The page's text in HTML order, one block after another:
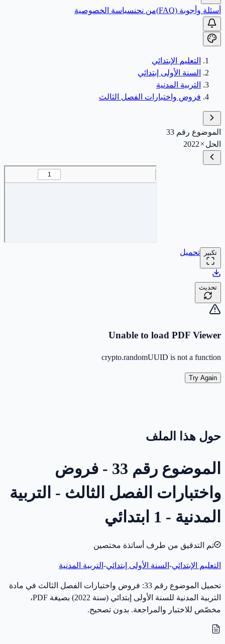
أسئلة وأجوبة (FAQ) من نحنسياسة الخصوصية
التعليم الإبتدائي
السنة الأولى إبتدائي
التربية المدنية
فروض واختبارات الفصل الثالث
الموضوع رقم 33
الحل
2022
تكبير تحميل
تحديث
Unable to load PDF Viewer
crypto.randomUUID is not a function
Try Again
حول هذا الملف
الموضوع رقم 33 - فروض
واختبارات الفصل الثالث - التربية
المدنية - 1 ابتدائي
تم التدقيق من طرف أساتذة مختصين
التعليم الإبتدائي- السنة الأولى إبتدائي- التربية المدنية
تحميل الموضوع رقم 33: فروض واختبارات الفصل الثالث في مادة
التربية المدنية للسنة الأولى إبتدائي (سنة 2022) بصيغة PDF،
مخصّص للاختبار والمراجعة. بدون تصحيح.